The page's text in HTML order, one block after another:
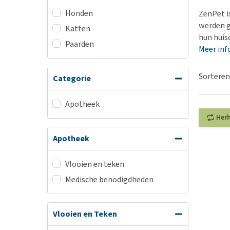
Biologisch
Vegan
Snacks
Bekijk alles
Puppy apotheek
Vuurwerkangst
Bekijk alles
Honden
Katten
Paarden
Categorie
Apotheek
Apotheek
Vlooien en teken
Medische benodigdheden
Vlooien en Teken
ZenPet
werden
hun
Meer